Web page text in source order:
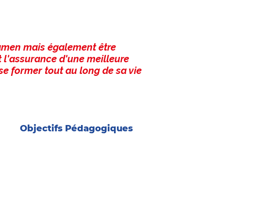
mais également être
d'une meilleure
former tout au long de sa vie
Objectifs Pédagogiques